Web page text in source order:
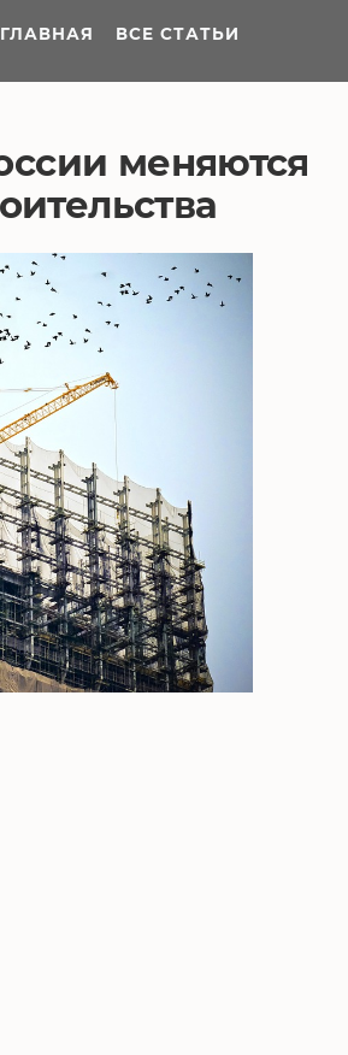
ГЛАВНАЯ ВСЕ СТАТЬИ
меняются